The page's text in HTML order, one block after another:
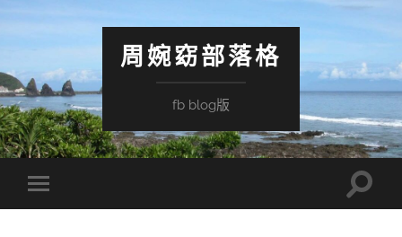
周婉窈部落格
fb blog版
Toggle
mobile
Toggle